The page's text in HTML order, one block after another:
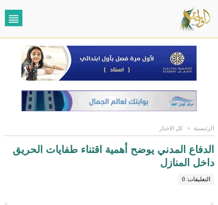
الرئيسية › كل الاخبار
الدفاع المدني يوضح أهمية اقتناء طفايات الحريق
داخل المنازل
التعليقات: 0